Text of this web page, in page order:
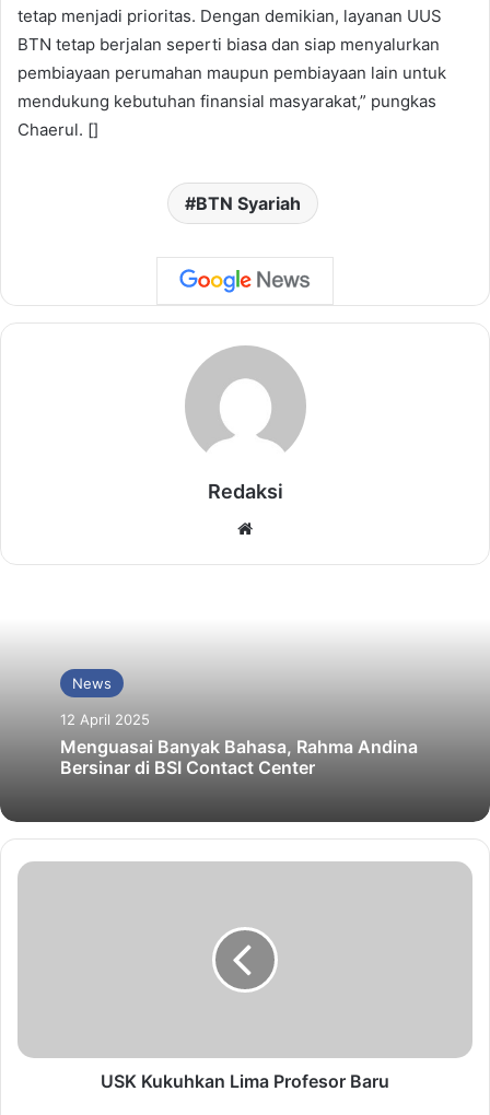
tetap menjadi prioritas. Dengan demikian, layanan UUS
BTN tetap berjalan seperti biasa dan siap menyalurkan
pembiayaan perumahan maupun pembiayaan lain untuk
mendukung kebutuhan finansial masyarakat,” pungkas
Chaerul. []
BTN Syariah
Redaksi
News
12 April 2025
Menguasai Banyak Bahasa, Rahma Andina
Bersinar di BSI Contact Center
USK Kukuhkan Lima Profesor Baru